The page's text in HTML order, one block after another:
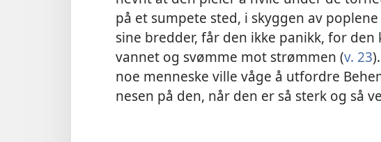
på et sumpete sted, i skyggen av poplene
sine bredder, får den ikke panikk, for
vannet og svømme mot strømmen (v. 23
noe menneske ville våge å utfordre
nesen på den, når den er så sterk og så